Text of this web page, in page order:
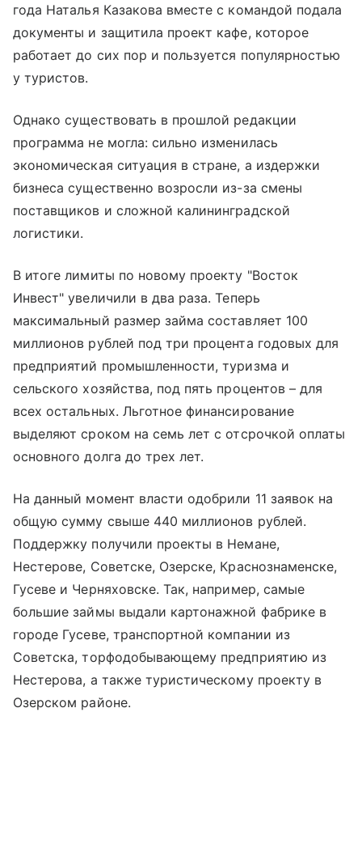
года Наталья Казакова вместе с командой подала
документы и защитила проект кафе, которое
работает до сих пор и пользуется популярностью
у туристов.
Однако существовать в прошлой редакции
программа не могла: сильно изменилась
экономическая ситуация в стране, а издержки
бизнеса существенно возросли из-за смены
поставщиков и сложной калининградской
логистики.
В итоге лимиты по новому проекту "Восток
Инвест" увеличили в два раза. Теперь
максимальный размер займа составляет 100
миллионов рублей под три процента годовых для
предприятий промышленности, туризма и
сельского хозяйства, под пять процентов – для
всех остальных. Льготное финансирование
выделяют сроком на семь лет с отсрочкой оплаты
основного долга до трех лет.
На данный момент власти одобрили 11 заявок на
общую сумму свыше 440 миллионов рублей.
Поддержку получили проекты в Немане,
Нестерове, Советске, Озерске, Краснознаменске,
Гусеве и Черняховске. Так, например, самые
большие займы выдали картонажной фабрике в
городе Гусеве, транспортной компании из
Советска, торфодобывающему предприятию из
Нестерова, а также туристическому проекту в
Озерском районе.